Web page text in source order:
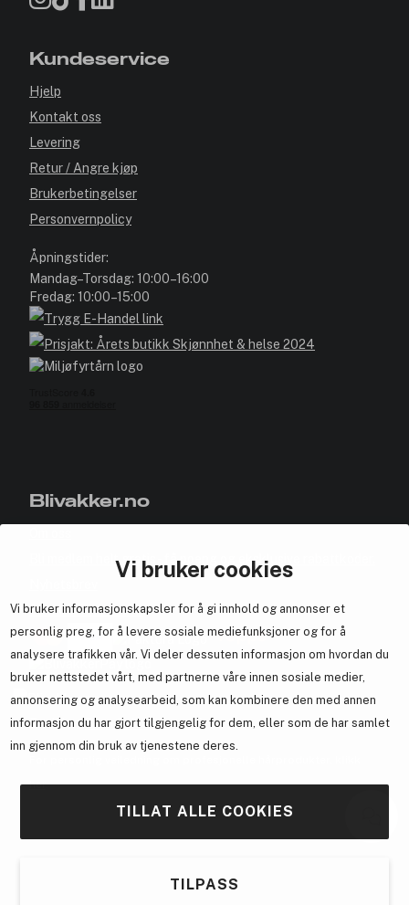
Vi bruker cookies
Vi bruker informasjonskapsler for å gi innhold og annonser et
personlig preg, for å levere sosiale mediefunksjoner og for å
analysere trafikken vår. Vi deler dessuten informasjon om hvordan du
bruker nettstedet vårt, med partnerne våre innen sosiale medier,
annonsering og analysearbeid, som kan kombinere den med annen
informasjon du har gjort tilgjengelig for dem, eller som de har samlet
inn gjennom din bruk av tjenestene deres.
TILLAT ALLE COOKIES
TILPASS
Kundeservice
Hjelp
Kontakt oss
Levering
Retur / Angre kjøp
Brukerbetingelser
Personvernpolicy
Åpningstider:
Mandag–Torsdag: 10:00–16:00
Fredag: 10:00–15:00
Blivakker.no
Bli medlem helt gratis - få poeng og eksklusive rabattkoder.
Samarbeid med oss
En del avBrandsdal Group AS
her.